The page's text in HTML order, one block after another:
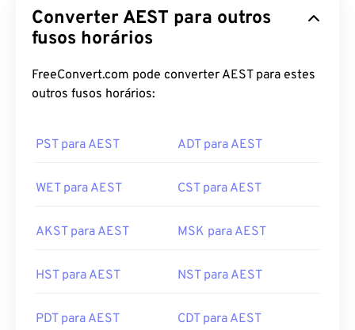
Converter AEST para outros
fusos horários
FreeConvert.com pode converter AEST para estes
outros fusos horários:
PST para AEST ADT para AEST
WET para AEST CST para AEST
AKST para AEST MSK para AEST
HST para AEST NST para AEST
PDT para AEST CDT para AEST